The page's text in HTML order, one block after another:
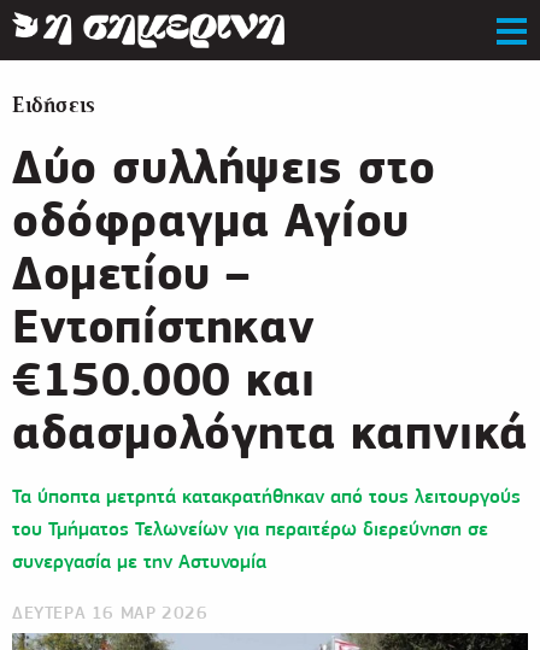
Ειδήσεις
Δύο συλλήψεις στο
οδόφραγμα Αγίου
Δομετίου –
Εντοπίστηκαν
€150.000 και
αδασμολόγητα καπνικά
Τα ύποπτα μετρητά κατακρατήθηκαν από τους λειτουργούς
του Τμήματος Τελωνείων για περαιτέρω διερεύνηση σε
συνεργασία με την Αστυνομία
ΔΕΥΤΕΡΑ 16 ΜΑΡ 2026